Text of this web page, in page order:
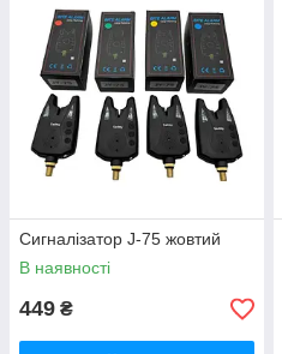
Сигналізатор J-75 жовтий
В наявності
449 ₴